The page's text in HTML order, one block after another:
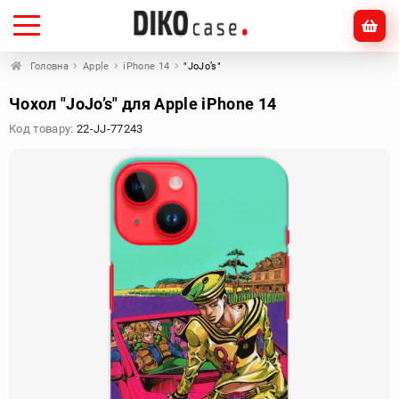
Головна Apple iPhone 14 "JoJo’s"
Чохол "JoJo’s" для Apple iPhone 14
Код товару: 22-JJ-77243